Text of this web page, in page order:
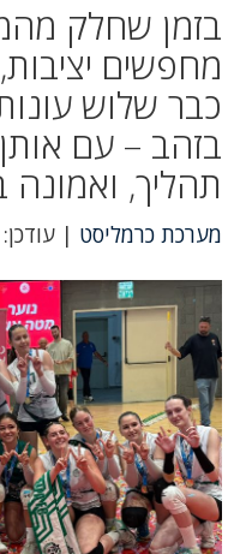
בזמן שחלק
מחפשים
כבר שלוש
בזהב – עם
תהליך, ואמונה
מערכת כרמליסט | עודכן: מאי